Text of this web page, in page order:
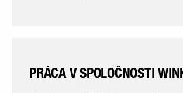
PRÁCA V SPOLOČNOSTI